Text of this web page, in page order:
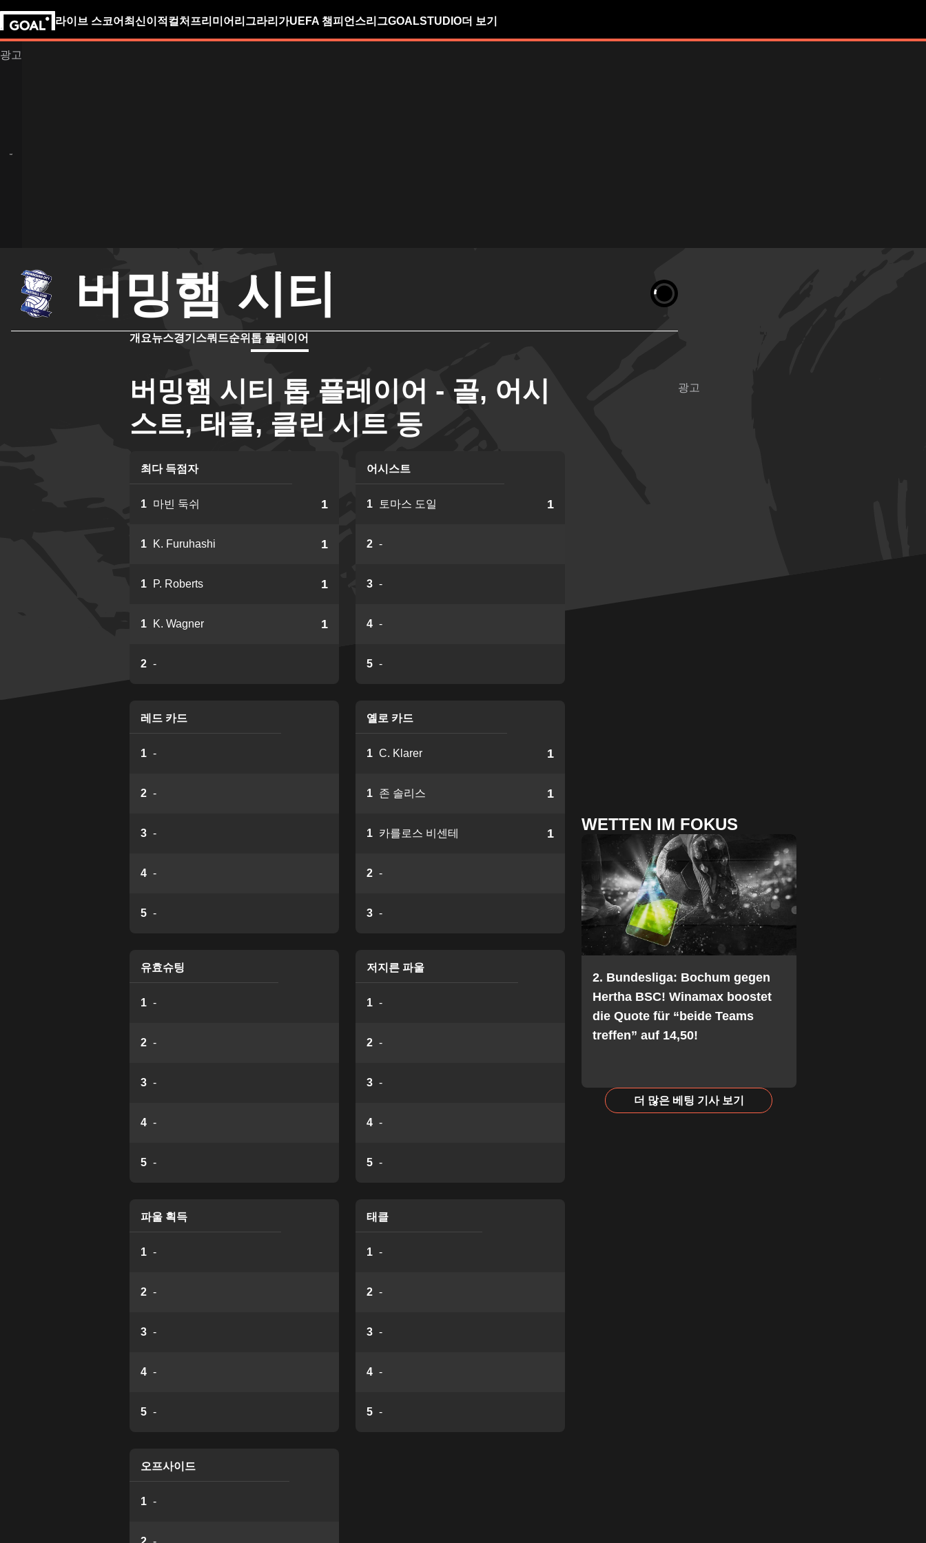
라이브 스코어 최신이적 컬처 프리미어리그라리가UEFA 챔피언스리그GOALSTUDIO더 보기
버밍햄 시티
개요뉴스경기 스쿼드순위 톱 플레이어
버밍햄 시티 톱 플레이어 - 골, 어시
스트, 태클, 클린 시트 등
최다 득점자
1 마빈 둑쉬 1
1 K. Furuhashi 1
1 P. Roberts 1
1 K. Wagner 1
2 -
어시스트
1 토마스 도일 1
2 -
3 -
4 -
5 -
레드 카드
1 -
2 -
3 -
4 -
5 -
옐로 카드
1 C. Klarer 1
1 존 솔리스 1
1 카를로스 비센테 1
2 -
3 -
유효슈팅
1 -
2 -
3 -
4 -
5 -
저지른 파울
1 -
2 -
3 -
4 -
5 -
파울 획득
1 -
2 -
3 -
4 -
5 -
태클
1 -
2 -
3 -
4 -
5 -
오프사이드
1 -
WETTEN IM FOKUS
2. Bundesliga: Bochum gegen
Hertha BSC! Winamax boostet
die Quote für “beide Teams
treffen” auf 14,50!
더 많은 베팅 기사 보기